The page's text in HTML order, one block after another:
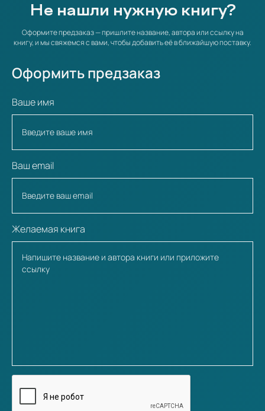
Не нашли нужную книгу?
Оформите предзаказ — пришлите название, автора или ссылку на
книгу, и мы свяжемся с вами, чтобы добавить её в ближайшую поставку.
Оформить предзаказ
Ваше имя
Ваш email
Желаемая книга